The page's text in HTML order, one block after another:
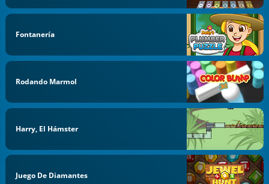
Fontanería
Rodando Marmol
Harry, El Hámster
Juego De Diamantes